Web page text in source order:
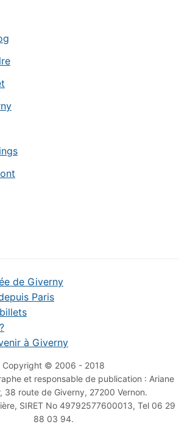
de Giverny
Paris
à Giverny
Copyright © 2006 - 2018
et responsable de publication : Ariane
38 route de Giverny, 27200 Vernon.
SIRET No 49792577600013, Tel 06 29
88 03 94.